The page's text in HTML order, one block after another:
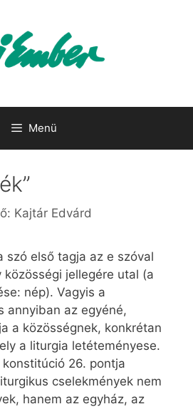
Menü
Kajtár Edvárd
szó első tagja az e szóval
jellegére utal (a
nép). Vagyis a
annyiban az egyéné,
a közösségnek, konkrétan
a liturgia letéteményese.
26. pontja
cselekmények nem
hanem az egyház, az